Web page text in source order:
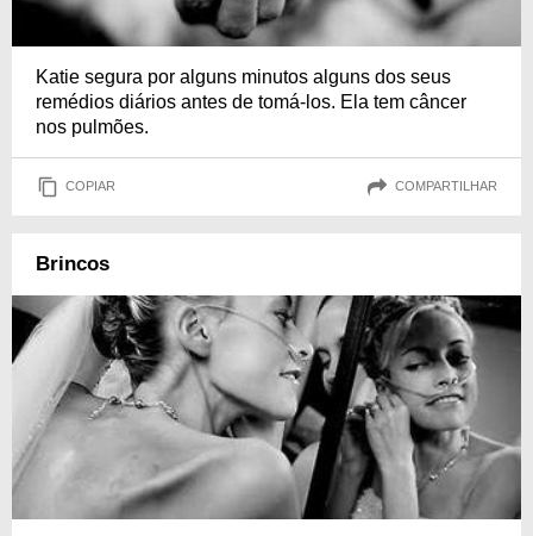
Katie segura por alguns minutos alguns dos seus
remédios diários antes de tomá-los. Ela tem câncer
nos pulmões.
COPIAR COMPARTILHAR
Brincos